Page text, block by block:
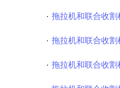
拖拉机和联合收割
拖拉机和联合收
拖拉机和联合收割